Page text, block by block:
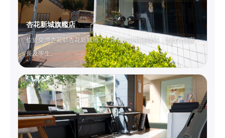
杏花新城旗艦店
位於柴灣杏花邨杏花新城地下，鄰近杏花邨港鐵站，地段方便家
長及學生。